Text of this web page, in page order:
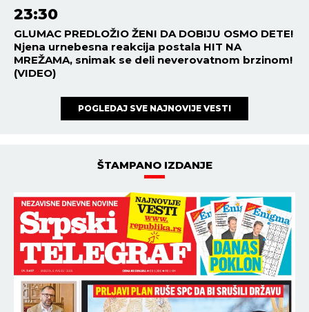
23:30
GLUMAC PREDLOŽIO ŽENI DA DOBIJU OSMO DETE!
Njena urnebesna reakcija postala HIT NA
MREŽAMA, snimak se deli neverovatnom brzinom!
(VIDEO)
POGLEDAJ SVE NAJNOVIJE VESTI
ŠTAMPANO IZDANJE